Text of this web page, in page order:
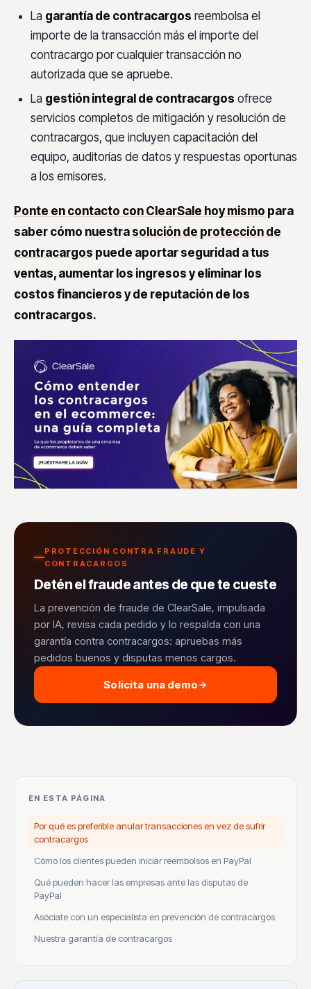
La garantía de contracargos reembolsa el
importe de la transacción más el importe del
contracargo por cualquier transacción no
autorizada que se apruebe.
La gestión integral de contracargos ofrece
servicios completos de mitigación y resolución de
contracargos, que incluyen capacitación del
equipo, auditorías de datos y respuestas oportunas
a los emisores.
Ponte en contacto con ClearSale hoy mismo para
saber cómo nuestra solución de protección de
contracargos puede aportar seguridad a tus
ventas, aumentar los ingresos y eliminar los
costos financieros y de reputación de los
contracargos.
PROTECCIÓN CONTRA FRAUDE Y
CONTRACARGOS
Detén el fraude antes de que te cueste
La prevención de fraude de ClearSale, impulsada
por IA, revisa cada pedido y lo respalda con una
garantía contra contracargos: apruebas más
pedidos buenos y disputas menos cargos.
Solicita una demo
EN ESTA PÁGINA
Por qué es preferible anular transacciones en vez de sufrir
contracargos
Cómo los clientes pueden iniciar reembolsos en PayPal
Qué pueden hacer las empresas ante las disputas de
PayPal
Asóciate con un especialista en prevención de contracargos
Nuestra garantía de contracargos